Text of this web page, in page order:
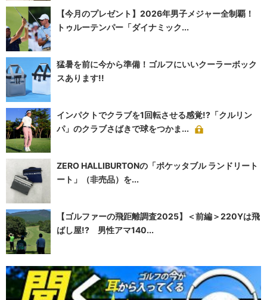
【今月のプレゼント】2026年男子メジャー全制覇！
トゥルーテンパー「ダイナミック...
猛暑を前に今から準備！ゴルフにいいクーラーボック
スあります!!
インパクトでクラブを1回転させる感覚!?「クルリン
パ」のクラブさばきで球をつかま...
ZERO HALLIBURTONの「ポケッタブル ランドリート
ート」（非売品）を...
【ゴルファーの飛距離調査2025】＜前編＞220Yは飛
ばし屋!? 男性アマ140...